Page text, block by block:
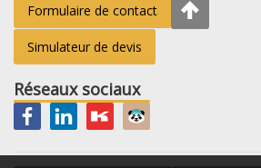
Formulaire de contact
Simulateur de devis
Réseaux sociaux